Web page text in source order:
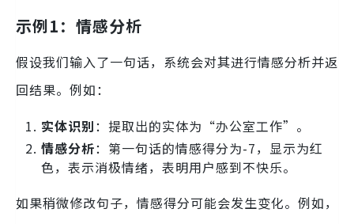
示例1：情感分析
假设我们输入了一句话，系统会对其进行情感分析并返
回结果。例如：
实体识别：提取出的实体为“办公室工作”。
情感分析：第一句话的情感得分为-7，显示为红
色，表示消极情绪，表明用户感到不快乐。
如果稍微修改句子，情感得分可能会发生变化。例如，